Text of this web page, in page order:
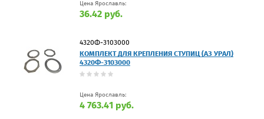
Цена Ярославль:
36.42 руб.
4320Ф-3103000
КОМПЛЕКТ ДЛЯ КРЕПЛЕНИЯ СТУПИЦ (АЗ УРАЛ)
4320Ф-3103000
Цена Ярославль:
4 763.41 руб.